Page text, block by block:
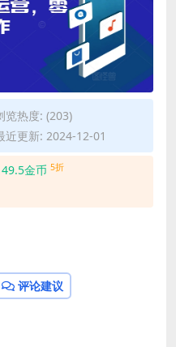
览热度: (203)
近更新: 2024-12-01
49.5金币 5折
评论建议